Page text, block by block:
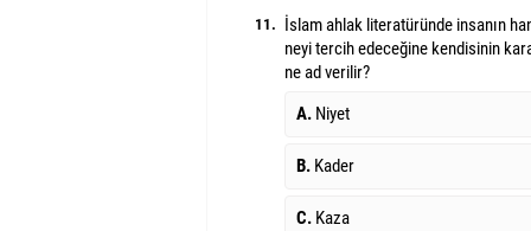
11. İslam ahlak literatüründe insanın
neyi tercih edeceğine kendisinin
ne ad verilir?
A. Niyet
B. Kader
C. Kaza